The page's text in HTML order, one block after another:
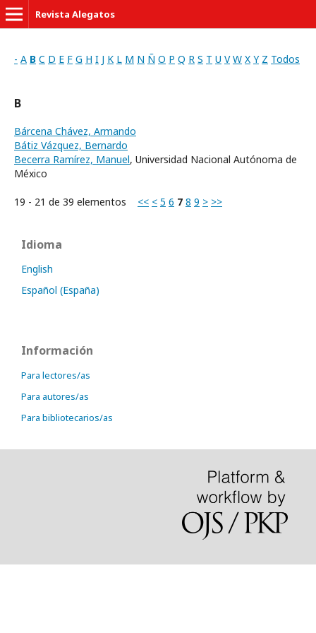
Revista Alegatos
- A B C D E F G H I J K L M N Ñ O P Q R S T U V W X Y Z Todos
B
Bárcena Chávez, Armando
Bátiz Vázquez, Bernardo
Becerra Ramírez, Manuel, Universidad Nacional Autónoma de
México
19 - 21 de 39 elementos << < 5 6 7 8 9 > >>
Idioma
English
Español (España)
Información
Para lectores/as
Para autores/as
Para bibliotecarios/as